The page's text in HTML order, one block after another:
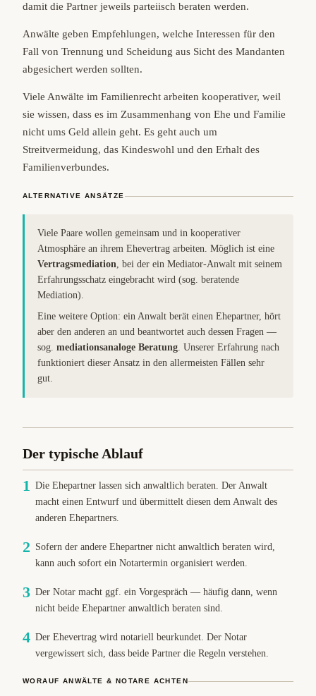
damit die Partner jeweils parteiisch beraten werden.
Anwälte geben Empfehlungen, welche Interessen für den
Fall von Trennung und Scheidung aus Sicht des Mandanten
abgesichert werden sollten.
Viele Anwälte im Familienrecht arbeiten kooperativer, weil
sie wissen, dass es im Zusammenhang von Ehe und Familie
nicht ums Geld allein geht. Es geht auch um
Streitvermeidung, das Kindeswohl und den Erhalt des
Familienverbundes.
ALTERNATIVE ANSÄTZE
Viele Paare wollen gemeinsam und in kooperativer
Atmosphäre an ihrem Ehevertrag arbeiten. Möglich ist eine
Vertragsmediation, bei der ein Mediator-Anwalt mit seinem
Erfahrungsschatz eingebracht wird (sog. beratende
Mediation).
Eine weitere Option: ein Anwalt berät einen Ehepartner, hört
aber den anderen an und beantwortet auch dessen Fragen —
sog. mediationsanaloge Beratung. Unserer Erfahrung nach
funktioniert dieser Ansatz in den allermeisten Fällen sehr
gut.
Der typische Ablauf
Die Ehepartner lassen sich anwaltlich beraten. Der Anwalt
macht einen Entwurf und übermittelt diesen dem Anwalt des
anderen Ehepartners.
Sofern der andere Ehepartner nicht anwaltlich beraten wird,
kann auch sofort ein Notartermin organisiert werden.
Der Notar macht ggf. ein Vorgespräch — häufig dann, wenn
nicht beide Ehepartner anwaltlich beraten sind.
Der Ehevertrag wird notariell beurkundet. Der Notar
vergewissert sich, dass beide Partner die Regeln verstehen.
WORAUF ANWÄLTE & NOTARE ACHTEN